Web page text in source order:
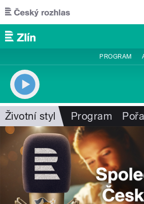
Přejít k hlavnímu obsahu
PROGRAM
Životní styl Program